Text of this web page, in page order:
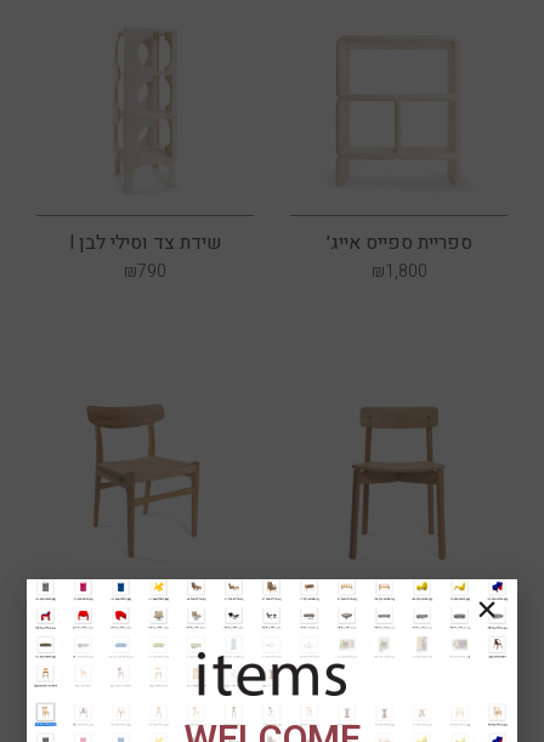
ספריית ספייס אייג׳
₪1,800
שידת צד וסילי לבן l
₪790
כסא מורגנסן
₪ 890
כסא וגנר PH 25
₪ 1,290